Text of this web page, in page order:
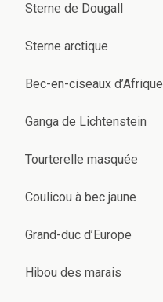
Sterne de Dougall
Sterne arctique
Bec-en-ciseaux d’Afrique
Ganga de Lichtenstein
Tourterelle masquée
Coulicou à bec jaune
Grand-duc d’Europe
Hibou des marais